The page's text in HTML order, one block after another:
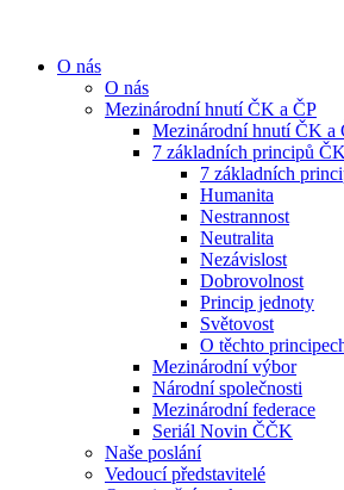
O nás
O nás
Mezinárodní hnutí ČK a ČP
Mezinárodní hnutí ČK a
7 základních principů ČK
7 základních
Humanita
Nestrannost
Neutralita
Nezávislost
Dobrovolnost
Princip jednoty
Světovost
O těchto
Mezinárodní výbor
Národní společnosti
Mezinárodní federace
Seriál Novin ČČK
Naše poslání
Vedoucí představitelé